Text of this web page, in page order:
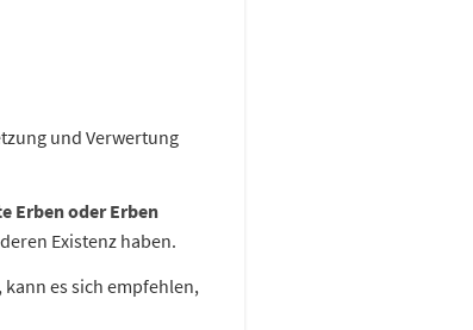
und Verwertung
Erben oder Erben
Existenz haben.
es sich empfehlen,